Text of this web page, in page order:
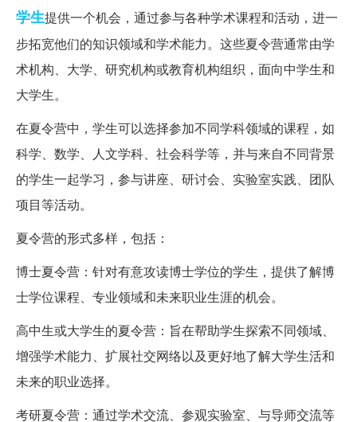
学生提供一个机会，通过参与各种学术课程和活动，进一
步拓宽他们的知识领域和学术能力。这些夏令营通常由学
术机构、大学、研究机构或教育机构组织，面向中学生和
大学生。
在夏令营中，学生可以选择参加不同学科领域的课程，如
科学、数学、人文学科、社会科学等，并与来自不同背景
的学生一起学习，参与讲座、研讨会、实验室实践、团队
项目等活动。
夏令营的形式多样，包括：
博士夏令营：针对有意攻读博士学位的学生，提供了解博
士学位课程、专业领域和未来职业生涯的机会。
高中生或大学生的夏令营：旨在帮助学生探索不同领域、
增强学术能力、扩展社交网络以及更好地了解大学生活和
未来的职业选择。
考研夏令营：通过学术交流、参观实验室、与导师交流等